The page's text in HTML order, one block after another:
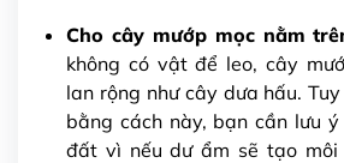
Cho cây mướp mọc nằm
không có vật để leo, cây
lan rộng như cây dưa hấu.
bằng cách này, bạn cần lưu
đất vì nếu dư ẩm sẽ tạo môi